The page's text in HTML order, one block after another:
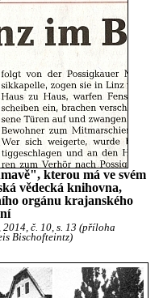
kterou má ve svém
vědecká knihovna,
orgánu krajanského
2014, č. 10, s. 13 (příloha
Bischofteintz)